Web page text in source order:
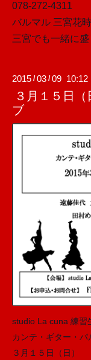
078-272-4311
バルマル 三宮花
三宮でも一緒に
2015 /03 /09 10:12
３月１５日
ブ
studio La cuna 練習
カンテ・ギター・パ
３月１５日（日）